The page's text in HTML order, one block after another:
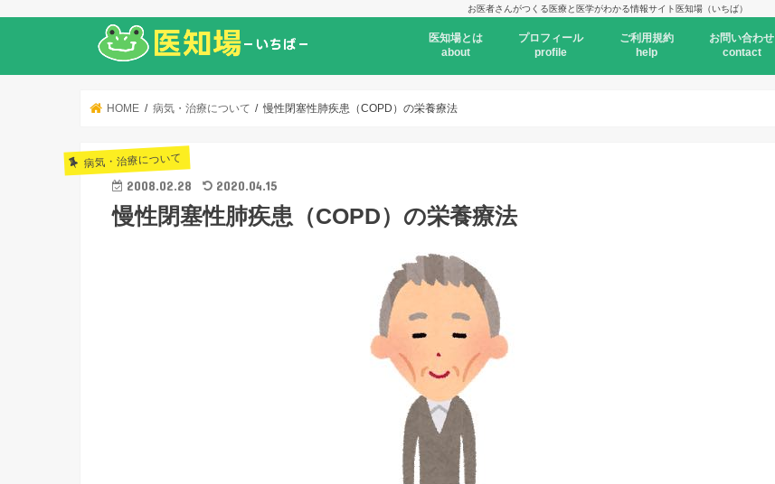
お医者さんがつくる医療と医学がわかる情報サイト医知場（いちば）
医知場とは
about
プロフィール
profile
ご利用規約
help
お問い合わせ
contact
HOME 病気・治療について 慢性閉塞性肺疾患（COPD）の栄養療法
病気・治療について
2008.02.28 2020.04.15
慢性閉塞性肺疾患（COPD）の栄養療法